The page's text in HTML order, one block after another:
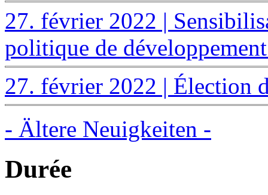
27. février 2022 |
politique de
27. février 2022 | Élection
- Ältere Neuigkeiten -
Durée